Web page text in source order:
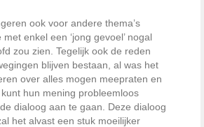
ook voor andere thema’s
enkel een ‘jong gevoel’ nogal
zou zien. Tegelijk ook de reden
blijven bestaan, al was het
over alles mogen meepraten en
hun mening probleemloos
dialoog aan te gaan. Deze dialoog
het alvast een stuk moeilijker